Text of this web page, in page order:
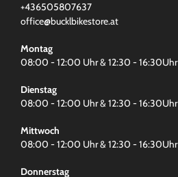
+436505807637
office@bucklbikestore.at
Montag
08:00 - 12:00 Uhr & 12:30 - 16:30Uhr
Dienstag
08:00 - 12:00 Uhr & 12:30 - 16:30Uhr
Mittwoch
08:00 - 12:00 Uhr & 12:30 - 16:30Uhr
Donnerstag